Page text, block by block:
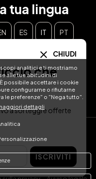
analitici e ti mostriamo
alle tue abitudini di
possibile accettare i cookie
configurarne o rifiutarne
le preferenze" o "Nega tutto".
dettagli
tua lingua
ES IT PT
NL
2026
- 19:00 CEST)
CHIUDI
che
a sorteggi e offerte
ISCRIVITI